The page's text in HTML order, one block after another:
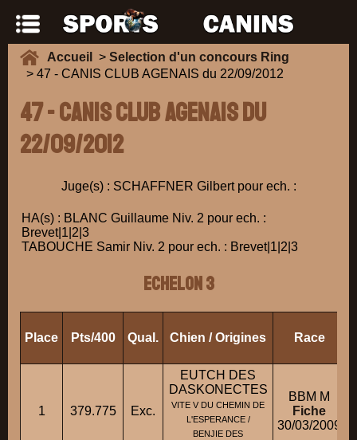
Accueil > Selection d'un concours Ring
> 47 - CANIS CLUB AGENAIS du 22/09/2012
47 - CANIS CLUB AGENAIS du
22/09/2012
Juge(s) : SCHAFFNER Gilbert pour ech. :
HA(s) : BLANC Guillaume Niv. 2 pour ech. :
Brevet|1|2|3
TABOUCHE Samir Niv. 2 pour ech. : Brevet|1|2|3
ECHELON 3
Place Pts/400 Qual. Chien / Origines Race
1 379.775 Exc.
EUTCH DES
DASKONECTES
VITE V DU CHEMIN DE
L'ESPERANCE /
BENJIE DES
BBM M
Fiche
30/03/2009